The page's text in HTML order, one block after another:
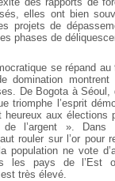
elles ont bien
projets de
phases de
se répand
domination
De Bogota à Séoul,
triomphe l’esprit
heureux aux élections
de l’argent ».
rouler sur l’or pour
population ne vote
les pays de l’Est
très élevé.